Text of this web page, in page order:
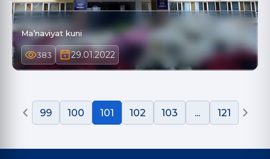
Ma’naviyat kuni
383 29.01.2022
99 100 101 102 103 ... 121